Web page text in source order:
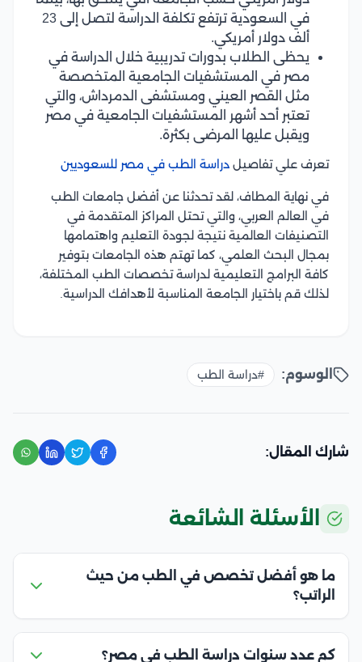
في السعودية ترتفع تكلفة الدراسة لتصل إلى 23
ألف دولار أمريكي.
يحظى الطلاب بدورات تدريبية خلال الدراسة في
مصر في المستشفيات الجامعية المتخصصة
مثل القصر العيني ومستشفى الدمرداش، والتي
تعتبر أحد أشهر المستشفيات الجامعية في مصر
ويقبل عليها المرضى بكثرة.
تعرف علي تفاصيل دراسة الطب في مصر للسعوديين
في نهاية المطاف، لقد تحدثنا عن أفضل جامعات الطب
في العالم العربي، والتي تحتل المراكز المتقدمة في
التصنيفات العالمية نتيجة لجودة التعليم واهتمامها
بمجال البحث العلمي، كما تهتم هذه الجامعات بتوفير
كافة البرامج التعليمية لدراسة تخصصات الطب المختلفة،
لذلك قم باختيار الجامعة المناسبة لأهدافك الدراسية.
الوسوم: #دراسة الطب
شارك المقال:
الأسئلة الشائعة
ما هو أفضل تخصص في الطب من حيث
الراتب؟
كم عدد سنوات دراسة الطب في مصر؟